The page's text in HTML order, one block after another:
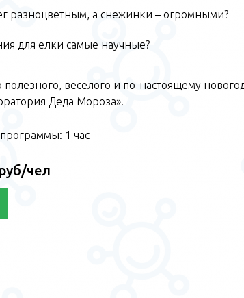
разноцветным, а снежинки – огромными?
для елки самые научные?
веселого и по-настоящему
Деда Мороза»!
1 час
чел